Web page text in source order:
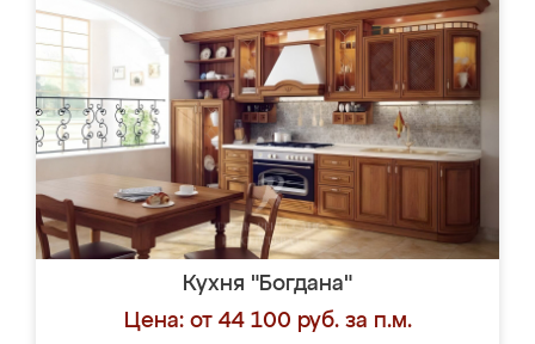
Кухня "Богдана"
Цена: от 44 100 руб. за п.м.